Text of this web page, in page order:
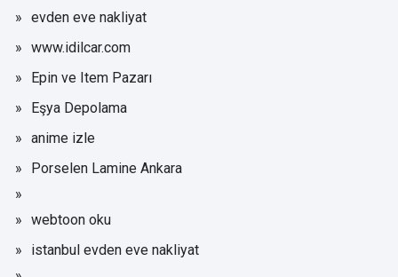
evden eve nakliyat
www.idilcar.com
Epin ve Item Pazarı
Eşya Depolama
anime izle
Porselen Lamine Ankara
webtoon oku
istanbul evden eve nakliyat